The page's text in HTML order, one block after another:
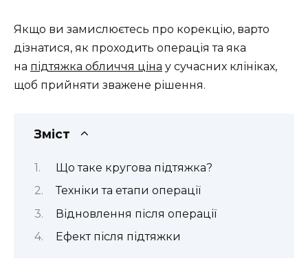
Якщо ви замислюєтесь про корекцію, варто
дізнатися, як проходить операція та яка
на підтяжка обличчя ціна у сучасних клініках,
щоб прийняти зважене рішення.
Зміст
Що таке кругова підтяжка?
Техніки та етапи операції
Відновлення після операції
Ефект після підтяжки